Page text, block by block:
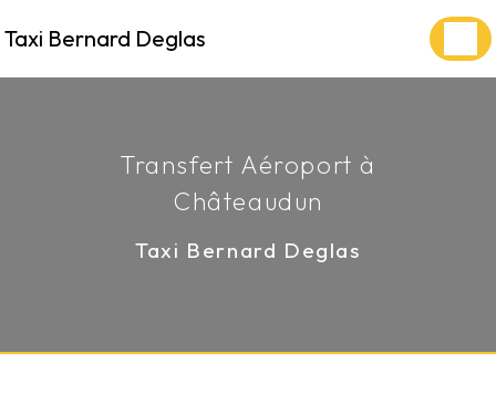
Taxi Bernard Deglas
Transfert Aéroport à
Châteaudun
Taxi Bernard Deglas